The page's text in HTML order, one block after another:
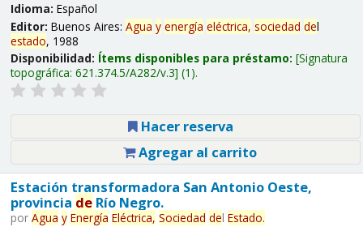
Idioma: Español
Editor: Buenos Aires: Agua y energía eléctrica, sociedad del
estado, 1988
Disponibilidad: Ítems disponibles para préstamo: Signatura
topográfica: 621.374.5/A282/v.3 (1).
Hacer reserva
Agregar al carrito
Estación transformadora San Antonio Oeste,
provincia deRío Negro.
por Agua y Energía Eléctrica, Sociedad del Estado.